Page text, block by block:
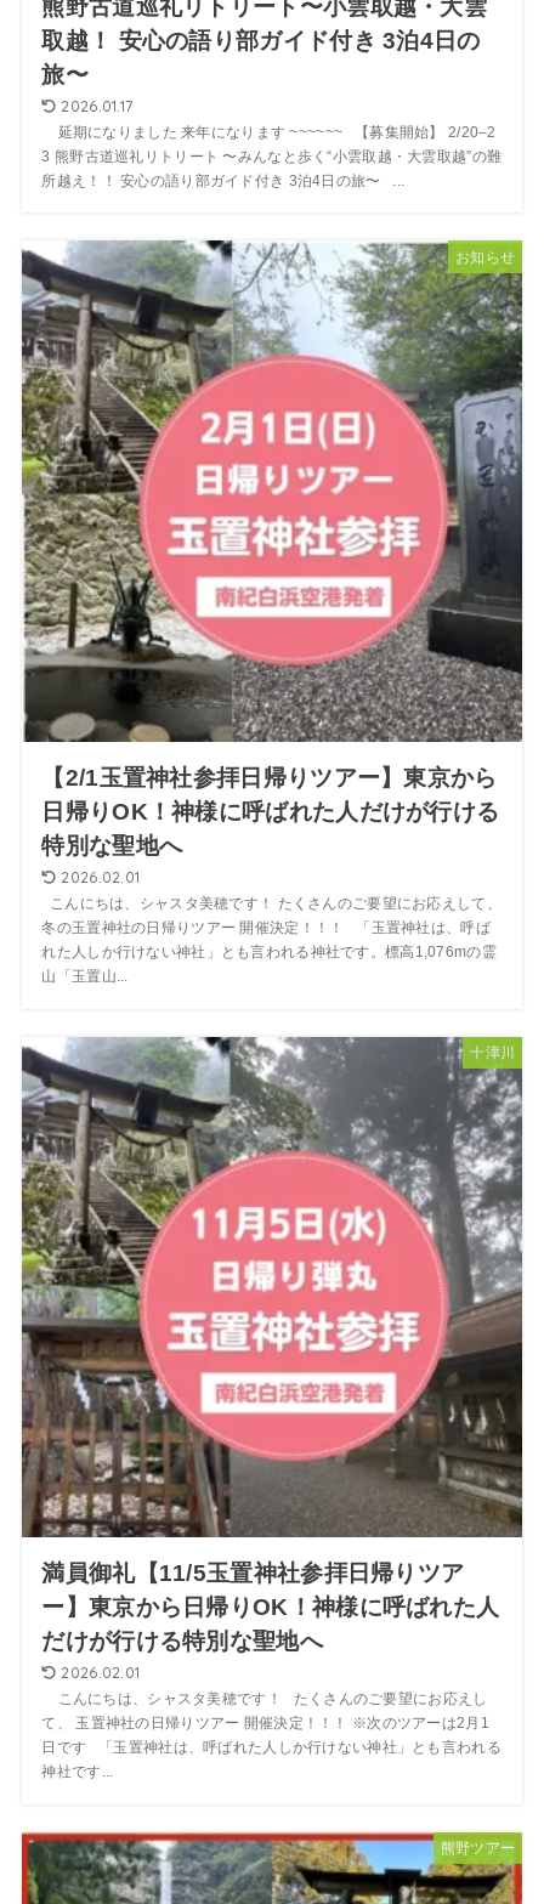
熊野古道巡礼リトリート〜小雲取越・大雲
取越！ 安心の語り部ガイド付き 3泊4日の
旅〜
2026.01.17
延期になりました 来年になります ~~~~~~ 【募集開始】 2/20–2
3 熊野古道巡礼リトリート 〜みんなと歩く“小雲取越・大雲取越”の難
所越え！！ 安心の語り部ガイド付き 3泊4日の旅〜 ...
お知らせ
【2/1玉置神社参拝日帰りツアー】東京から
日帰りOK！神様に呼ばれた人だけが行ける
特別な聖地へ
2026.02.01
こんにちは、シャスタ美穂です！ たくさんのご要望にお応えして、
冬の玉置神社の日帰りツアー 開催決定！！！ 「玉置神社は、呼ば
れた人しか行けない神社」とも言われる神社です。標高1,076mの霊
山「玉置山...
十津川
満員御礼【11/5玉置神社参拝日帰りツア
ー】東京から日帰りOK！神様に呼ばれた人
だけが行ける特別な聖地へ
2026.02.01
こんにちは、シャスタ美穂です！ たくさんのご要望にお応えし
て、 玉置神社の日帰りツアー 開催決定！！！ ※次のツアーは2月1
日です 「玉置神社は、呼ばれた人しか行けない神社」とも言われる
神社です...
熊野ツアー